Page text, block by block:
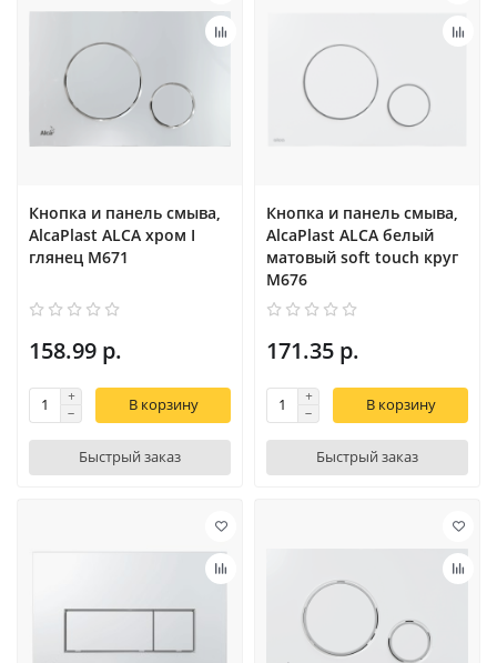
Кнопка и панель смыва,
AlcaPlast ALCA хром I
глянец M671
158.99 р.
В корзину
Быстрый заказ
Кнопка и панель смыва,
AlcaPlast ALCA белый
матовый soft touch круг
M676
171.35 р.
В корзину
Быстрый заказ